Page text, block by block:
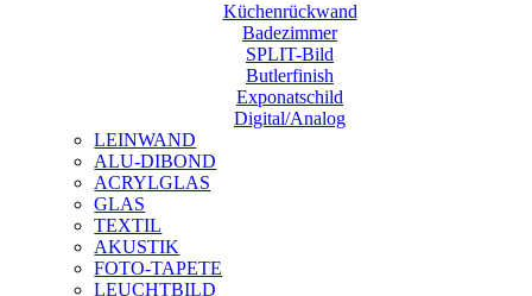
Küchenrückwand
Badezimmer
SPLIT-Bild
Butlerfinish
Exponatschild
Digital/Analog
LEINWAND
ALU-DIBOND
ACRYLGLAS
GLAS
TEXTIL
AKUSTIK
FOTO-TAPETE
LEUCHTBILD